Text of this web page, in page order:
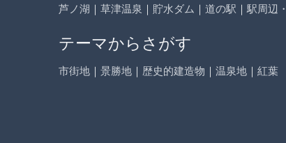
芦ノ湖 ｜ 草津温泉 ｜ 貯水ダム ｜ 道の駅 ｜ 駅周辺
テーマからさがす
市街地 ｜ 景勝地 ｜ 歴史的建造物 ｜ 温泉地 ｜ 紅葉